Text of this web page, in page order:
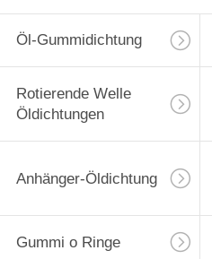
Öl-Gummidichtung
Rotierende Welle
Öldichtungen
Anhänger-Öldichtung
Gummi o Ringe